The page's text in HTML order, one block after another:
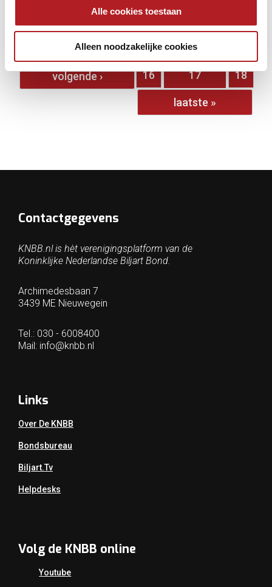
Alle cookies toestaan
Alleen noodzakelijke cookies
10 11 12 13
16 17 18
volgende ›
laatste »
Contactgegevens
KNBB.nl is hèt verenigingsplatform van de
Koninklijke Nederlandse Biljart Bond.
Archimedesbaan 7
3439 ME Nieuwegein
Tel.: 030 - 6008400
Mail: info@knbb.nl
Links
Over De KNBB
Bondsbureau
Biljart.tv
Helpdesks
Volg de KNBB online
Youtube